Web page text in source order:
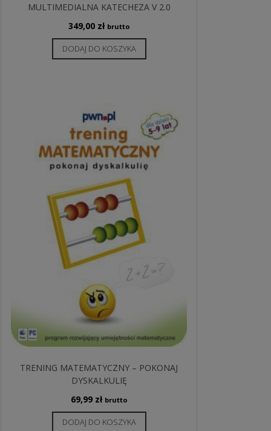
MULTIMEDIALNA KATECHEZA V 2.0
349,00 zł brutto
DODAJ DO KOSZYKA
TRENING MATEMATYCZNY – POKONAJ
DYSKALKULIĘ
69,99 zł brutto
DODAJ DO KOSZYKA